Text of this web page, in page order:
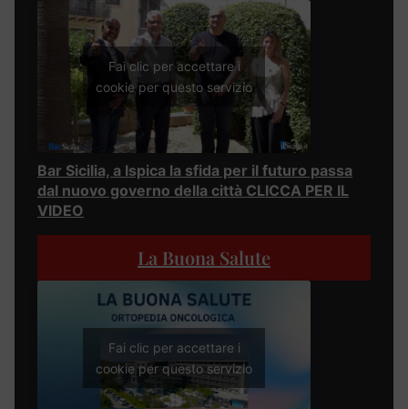
Fai clic per accettare i
cookie per questo servizio
Bar Sicilia, a Ispica la sfida per il futuro passa
dal nuovo governo della città CLICCA PER IL
VIDEO
La Buona Salute
Fai clic per accettare i
cookie per questo servizio